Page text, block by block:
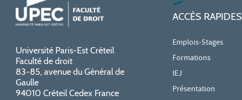
Université Paris-Est Créteil
Faculté de droit
83-85, avenue du Général de
Gaulle
94010 Créteil Cedex France
ACCÈS RAPIDES
Emplois-Stages
Formations
IEJ
Présentation